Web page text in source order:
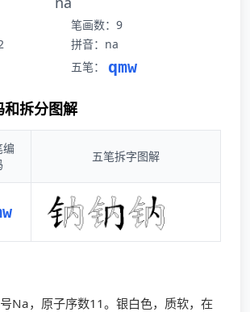
笔画数：9
拼音：na
五笔： qmw
拆分图解
编
五笔拆字图解
Na，原子序数11。银白色，质软，在